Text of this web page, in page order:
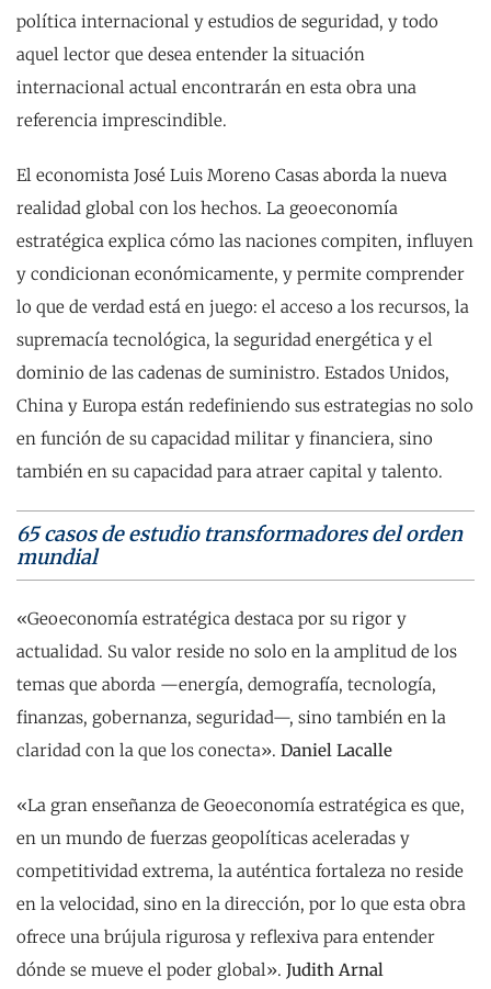
política internacional y estudios de seguridad, y todo
aquel lector que desea entender la situación
internacional actual encontrarán en esta obra una
referencia imprescindible.
El economista José Luis Moreno Casas aborda la nueva
realidad global con los hechos. La geoeconomía
estratégica explica cómo las naciones compiten, influyen
y condicionan económicamente, y permite comprender
lo que de verdad está en juego: el acceso a los recursos, la
supremacía tecnológica, la seguridad energética y el
dominio de las cadenas de suministro. Estados Unidos,
China y Europa están redefiniendo sus estrategias no solo
en función de su capacidad militar y financiera, sino
también en su capacidad para atraer capital y talento.
65 casos de estudio transformadores del orden
mundial
«Geoeconomía estratégica destaca por su rigor y
actualidad. Su valor reside no solo en la amplitud de los
temas que aborda —energía, demografía, tecnología,
finanzas, gobernanza, seguridad—, sino también en la
claridad con la que los conecta». Daniel Lacalle
«La gran enseñanza de Geoeconomía estratégica es que,
en un mundo de fuerzas geopolíticas aceleradas y
competitividad extrema, la auténtica fortaleza no reside
en la velocidad, sino en la dirección, por lo que esta obra
ofrece una brújula rigurosa y reflexiva para entender
dónde se mueve el poder global». Judith Arnal